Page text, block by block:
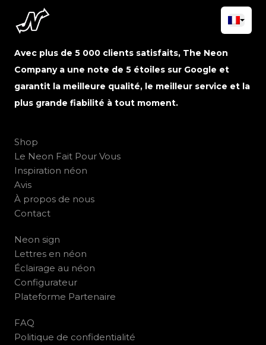
Avec plus de 5 000 clients satisfaits, The Neon
Company a une note de 5 étoiles sur Google et
garantit la meilleure qualité, le meilleur service et la
plus grande fiabilité à tout moment.
Shop
Le Neon Fait Pour Vous
Inspiration néon
Avis
À propos de nous
Contact
Neon sign
Lettres en néon
Éclairage au néon
Configurateur
Plateforme Partenaire
FAQ
Politique de confidentialité